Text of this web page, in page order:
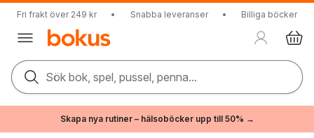
Fri frakt över 249 kr • Snabba leveranser • Billiga böcker
Sök bok, spel, pussel, penna...
Skapa nya rutiner – hälsoböcker upp till 50% →